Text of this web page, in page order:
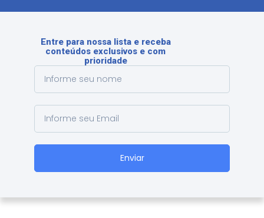
Enviar
Entre para nossa lista e receba
conteúdos exclusivos e com
prioridade